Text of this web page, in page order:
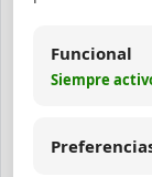
Usar
Medir
Funcional
Siempre